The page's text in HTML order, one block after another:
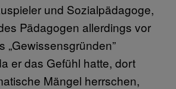
und Sozialpädagoge,
Pädagogen allerdings vor
„Gewissensgründen”
er das Gefühl hatte, dort
Mängel herrschen,